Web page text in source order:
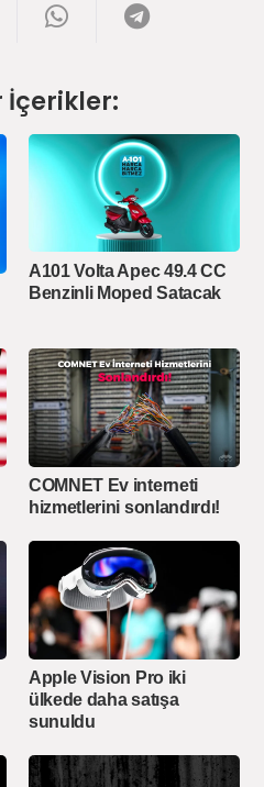
İçerikler:
A101 Volta Apec 49.4 CC
Benzinli Moped Satacak
COMNET Ev interneti
hizmetlerini sonlandırdı!
Apple Vision Pro iki
ülkede daha satışa
sunuldu